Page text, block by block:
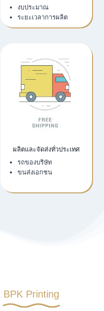
งบประมาณ
ระยะเวลาการผลิต
ผลิตและจัดส่งทั่วประเทศ
รถของบริษัท
ขนส่งเอกชน
BPK Printing